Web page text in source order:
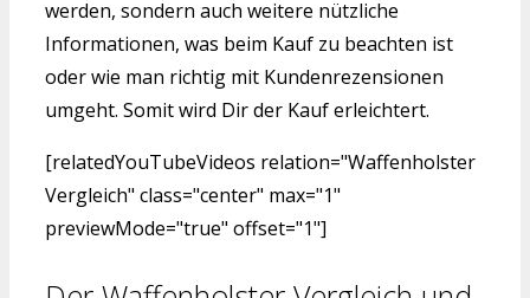
werden, sondern auch weitere nützliche
Informationen, was beim Kauf zu beachten ist
oder wie man richtig mit Kundenrezensionen
umgeht. Somit wird Dir der Kauf erleichtert.
[relatedYouTubeVideos relation="Waffenholster
Vergleich" class="center" max="1"
previewMode="true" offset="1"]